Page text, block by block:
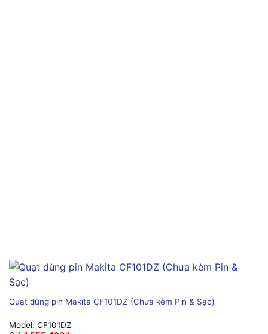
Quạt dùng pin Makita CF101DZ (Chưa kèm Pin & Sạc)
Model: CF101DZ